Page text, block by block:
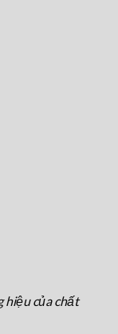
hiệu của chất